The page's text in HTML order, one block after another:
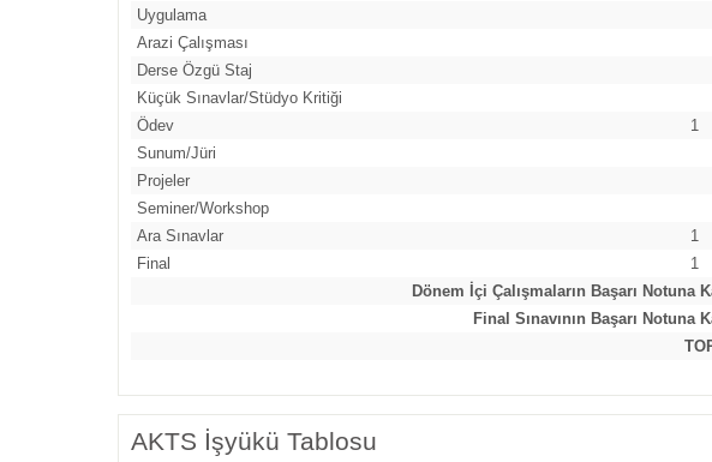
Uygulama
Arazi Çalışması
Derse Özgü Staj
Küçük Sınavlar/Stüdyo Kritiği
Ödev
1
Sunum/Jüri
Projeler
Seminer/Workshop
Ara Sınavlar
1
Final
1
Dönem İçi Çalışmaların Başarı Notuna
Final Sınavının Başarı Notuna
AKTS İşyükü Tablosu